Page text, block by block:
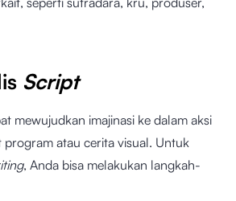
Script
mewujudkan imajinasi ke dalam aksi
program atau cerita visual. Untuk
, Anda bisa melakukan langkah-